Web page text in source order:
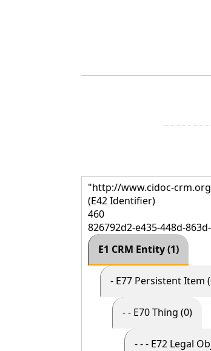
"http://www.cidoc-
(E42 Identifier)
460
826792d2-e435-448d-
E1 CRM Entity (1)
- E77 Persistent Item
- - E70 Thing (0)
- - - E72 Legal